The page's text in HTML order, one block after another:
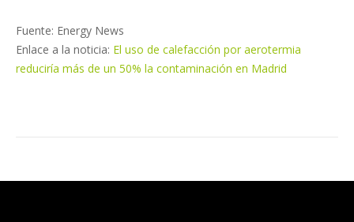
Fuente: Energy News
Enlace a la noticia: El uso de calefacción por aerotermia
reduciría más de un 50% la contaminación en Madrid